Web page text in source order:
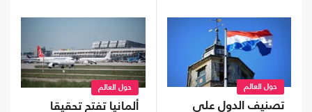
حول العالم
تصنيف الدول على
حول العالم
ألمانيا تفتح تحقيقا